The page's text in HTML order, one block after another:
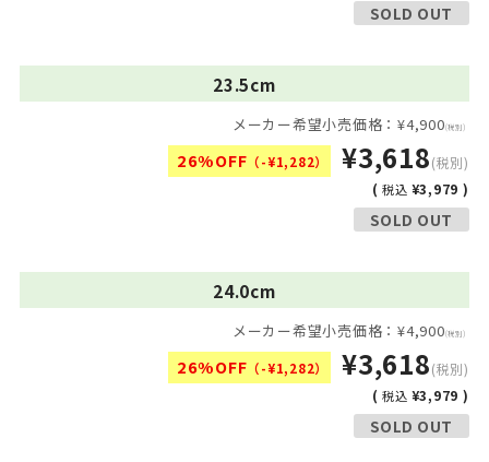
SOLD OUT
23.5cm
メーカー希望小売価格：¥4,900(税別)
26%OFF （-¥1,282） ¥3,618(税別)
(税込 ¥3,979 )
SOLD OUT
24.0cm
メーカー希望小売価格：¥4,900(税別)
26%OFF （-¥1,282） ¥3,618(税別)
(税込 ¥3,979 )
SOLD OUT